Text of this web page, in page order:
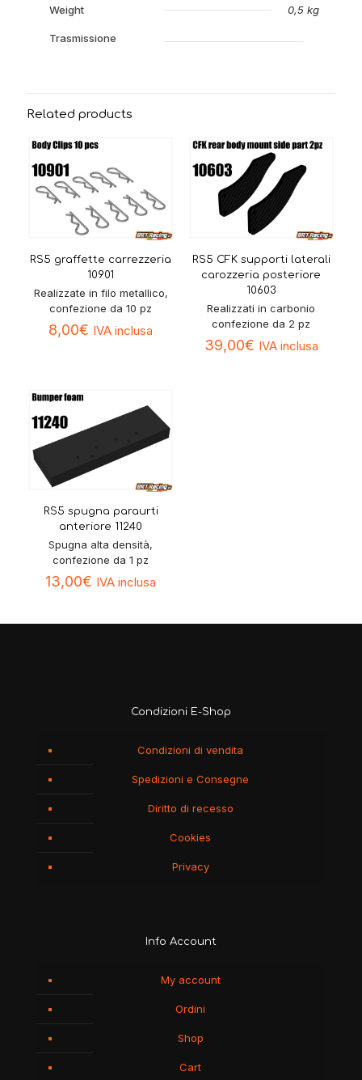
Weight 0,5 kg
Trasmissione
Related products
RS5 graffette carrezzeria
10901
Realizzate in filo metallico,
confezione da 10 pz
8,00€ IVA inclusa
RS5 CFK supporti laterali
carozzeria posteriore
10603
Realizzati in carbonio
confezione da 2 pz
39,00€ IVA inclusa
RS5 spugna paraurti
anteriore 11240
Spugna alta densità,
confezione da 1 pz
13,00€ IVA inclusa
Condizioni E-Shop
Condizioni di vendita
Spedizioni e Consegne
Diritto di recesso
Cookies
Privacy
Info Account
My account
Ordini
Shop
Cart